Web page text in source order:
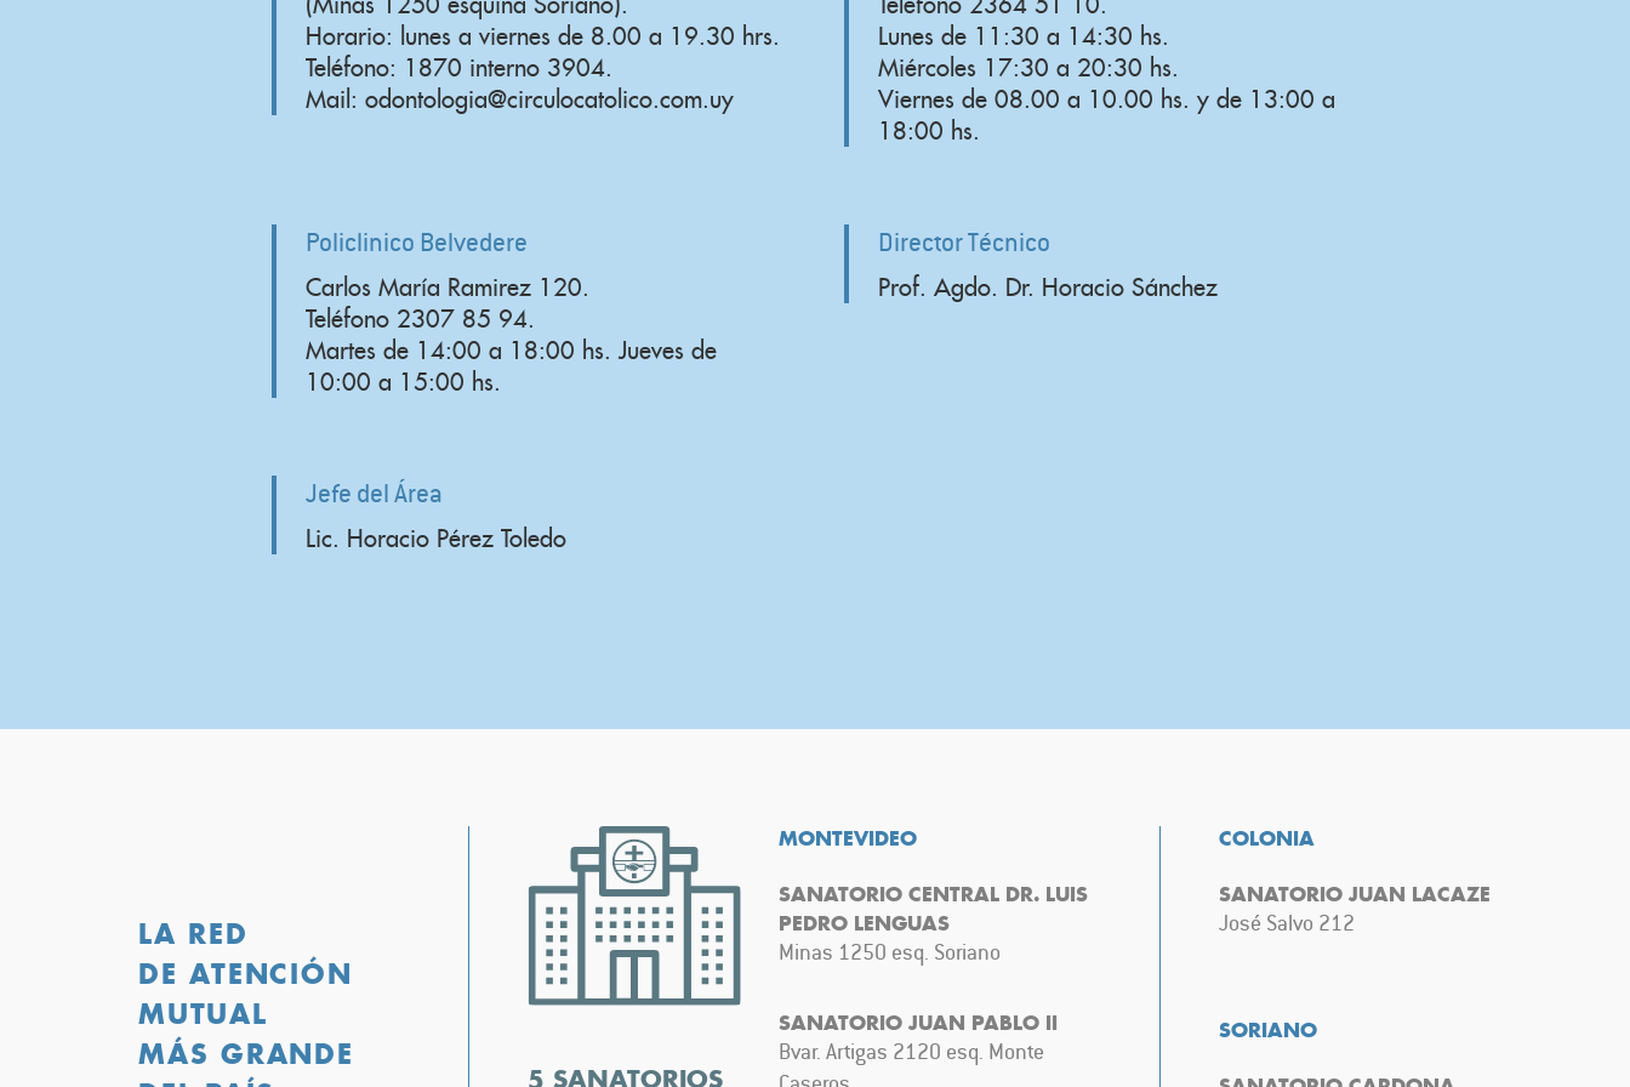
Horario: lunes a viernes de 8.00 a 19.30 hrs.
Teléfono: 1870 interno 3904.
Mail: odontologia@circulocatolico.com.uy
Lunes de 11:30 a 14:30 hs.
Miércoles 17:30 a 20:30 hs.
Viernes de 08.00 a 10.00 hs. y de 13:00 a
18:00 hs.
Policlinico Belvedere
Carlos María Ramirez 120.
Teléfono 2307 85 94.
Martes de 14:00 a 18:00 hs. Jueves de
10:00 a 15:00 hs.
Director Técnico
Prof. Agdo. Dr. Horacio Sánchez
Jefe del Área
Lic. Horacio Pérez Toledo
LA RED
DE ATENCIÓN
MUTUAL
MÁS GRANDE
5 SANATORIOS
MONTEVIDEO
SANATORIO CENTRAL DR. LUIS
PEDRO LENGUAS
Minas 1250 esq. Soriano
SANATORIO JUAN PABLO II
Bvar. Artigas 2120 esq. Monte
COLONIA
SANATORIO JUAN LACAZE
José Salvo 212
SORIANO